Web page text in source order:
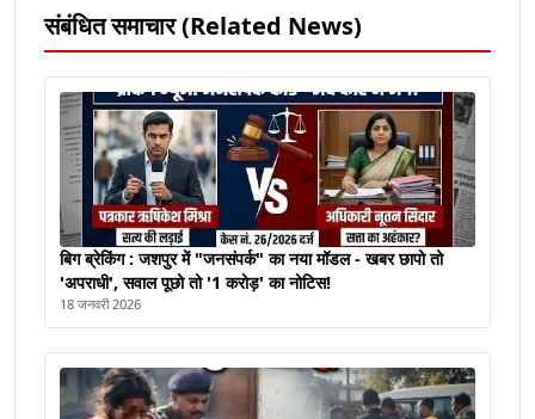
संबंधित समाचार (Related News)
बिग ब्रेकिंग : जशपुर में "जनसंपर्क" का नया मॉडल - खबर छापो तो
'अपराधी', सवाल पूछो तो '1 करोड़' का नोटिस!
18 जनवरी 2026